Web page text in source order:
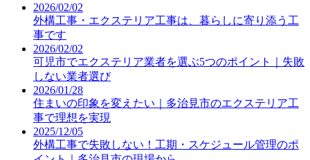
2026/02/02
外構工事・エクステリア工事は、暮らしに寄り添う工
事です
2026/02/02
可児市でエクステリア業者を選ぶ5つのポイント｜失敗
しない業者選び
2026/01/28
住まいの印象を変えたい｜多治見市のエクステリア工
事で理想を実現
2025/12/05
外構工事で失敗しない！工期・スケジュール管理のポ